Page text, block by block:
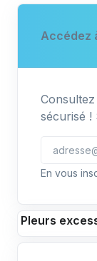
Accédez
sécurisé !
En vous
Pleurs